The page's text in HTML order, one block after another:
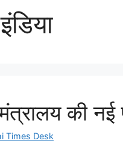
मंत्रालय की
Times Desk